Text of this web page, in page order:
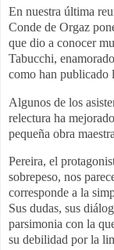
En nuestra última
Conde de Orgaz
que dio a conocer
Tabucchi,
como han publicado
Algunos de los
relectura ha
pequeña obra
Pereira, el
sobrepeso, nos
corresponde a la
Sus dudas, sus
parsimonia con la
su debilidad por la